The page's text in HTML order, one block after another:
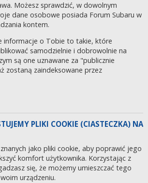
Możesz sprawdzić, w dowolnym
dane osobowe posiada Forum Subaru w
kontem.
informacje o Tobie to takie, które
samodzielnie i dobrowolnie na
są one uznawane za "publicznie
zostaną zaindeksowane przez
PLIKI COOKIE (CIASTECZKA) NA
jako pliki cookie, aby poprawić jego
komfort użytkownika. Korzystając z
się, że możemy umieszczać tego
urządzeniu.